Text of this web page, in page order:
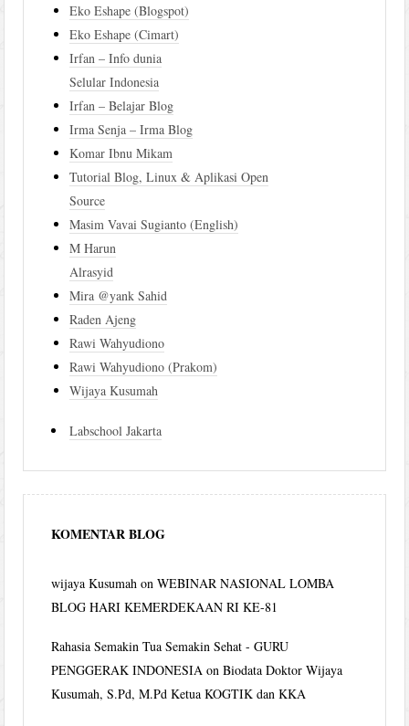
Eko Eshape (Blogspot)
Eko Eshape (Cimart)
Irfan – Info dunia
Selular Indonesia
Irfan – Belajar Blog
Irma Senja – Irma Blog
Komar Ibnu Mikam
Tutorial Blog, Linux & Aplikasi Open
Source
Masim Vavai Sugianto (English)
M Harun
Alrasyid
Mira @yank Sahid
Raden Ajeng
Rawi Wahyudiono
Rawi Wahyudiono (Prakom)
Wijaya Kusumah
Labschool Jakarta
KOMENTAR BLOG
wijaya Kusumah onWEBINAR NASIONAL LOMBA
BLOG HARI KEMERDEKAAN RI KE-81
Rahasia Semakin Tua Semakin Sehat - GURU
PENGGERAK INDONESIA onBiodata Doktor Wijaya
Kusumah, S.Pd, M.Pd Ketua KOGTIK dan KKA